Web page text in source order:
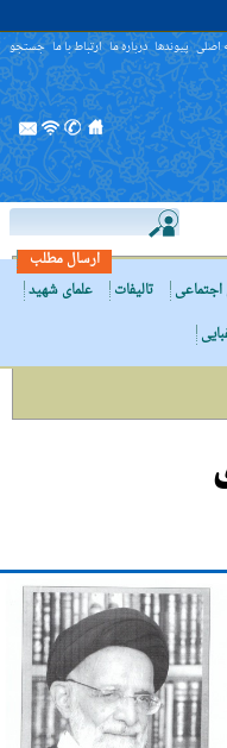
اصلی پیوندها درباره ما ارتباط با ما جستجو
ارسال مطلب
تالیفات
علمای شهید